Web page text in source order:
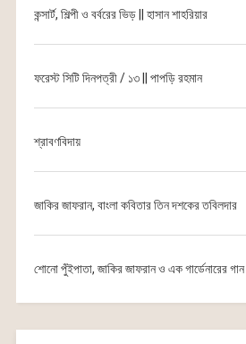
কন্সার্ট, শিল্পী ও বর্বরের ভিড় || হাসান শাহরিয়ার
ফরেস্ট সিটি দিনপত্রী / ১৩ || পাপড়ি রহমান
শ্রাবণবিদায়
জাকির জাফরান, বাংলা কবিতার তিন দশকের তবিলদার
শোনো পুঁইপাতা, জাকির জাফরান ও এক গার্ডেনারের গান